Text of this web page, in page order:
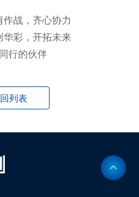
作战，齐心协力
华彩，开拓未来
行的伙伴
列表